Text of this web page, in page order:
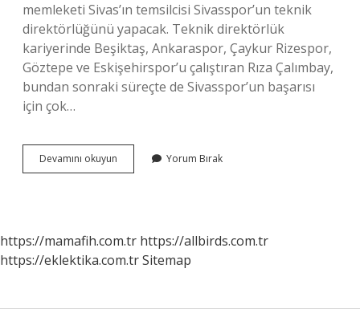
memleketi Sivas’ın temsilcisi Sivasspor’un teknik
direktörlüğünü yapacak. Teknik direktörlük
kariyerinde Beşiktaş, Ankaraspor, Çaykur Rizespor,
Göztepe ve Eskişehirspor’u çalıştıran Rıza Çalımbay,
bundan sonraki süreçte de Sivasspor’un başarısı
için çok…
Devamını okuyun
Nereli
Yorum Bırak
https://mamafih.com.tr https://allbirds.com.tr
https://eklektika.com.trSitemap